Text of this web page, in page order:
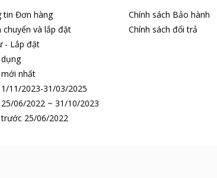
tin Đơn hàng
chuyển và lắp đặt
- Lắp đặt
nhất
11/2023-31/03/2025
06/2022 ~ 31/10/2023
25/06/2022
Chính sách Bảo hành
Chính sách đổi trả